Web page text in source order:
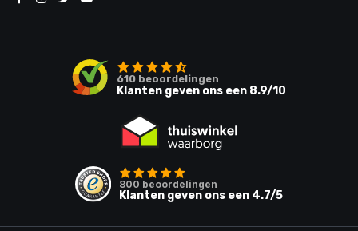
610 beoordelingen
Klanten geven ons een 8.9/10
800 beoordelingen
Klanten geven ons een 4.7/5